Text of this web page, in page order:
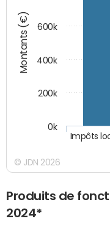
Montants (€)
Impôts
0k
200k
400k
600k
© JDN 2026
Produits de
2024*